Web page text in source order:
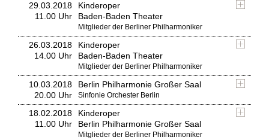
29.03.2018
11.00 Uhr
Kinderoper
Baden-Baden Theater
Mitglieder der Berliner Philharmoniker
26.03.2018
14.00 Uhr
Kinderoper
Baden-Baden Theater
Mitglieder der Berliner Philharmoniker
10.03.2018
20.00 Uhr
Berlin Philharmonie Großer Saal
Sinfonie Orchester Berlin
18.02.2018
11.00 Uhr
Kinderoper
Berlin Philharmonie Großer Saal
Mitglieder der Berliner Philharmoniker